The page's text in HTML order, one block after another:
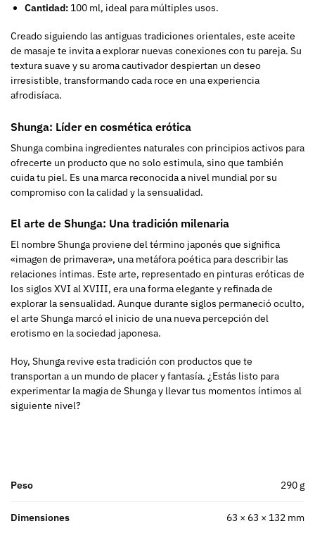
Cantidad: 100 ml, ideal para múltiples usos.
Creado siguiendo las antiguas tradiciones orientales, este aceite
de masaje te invita a explorar nuevas conexiones con tu pareja. Su
textura suave y su aroma cautivador despiertan un deseo
irresistible, transformando cada roce en una experiencia
afrodisíaca.
Shunga: Líder en cosmética erótica
Shunga combina ingredientes naturales con principios activos para
ofrecerte un producto que no solo estimula, sino que también
cuida tu piel. Es una marca reconocida a nivel mundial por su
compromiso con la calidad y la sensualidad.
El arte de Shunga: Una tradición milenaria
El nombre Shunga proviene del término japonés que significa
«imagen de primavera», una metáfora poética para describir las
relaciones íntimas. Este arte, representado en pinturas eróticas de
los siglos XVI al XVIII, era una forma elegante y refinada de
explorar la sensualidad. Aunque durante siglos permaneció oculto,
el arte Shunga marcó el inicio de una nueva percepción del
erotismo en la sociedad japonesa.
Hoy, Shunga revive esta tradición con productos que te
transportan a un mundo de placer y fantasía. ¿Estás listo para
experimentar la magia de Shunga y llevar tus momentos íntimos al
siguiente nivel?
Peso 290 g
Dimensiones 63 × 63 × 132 mm